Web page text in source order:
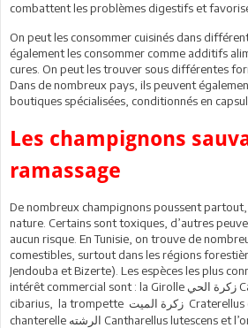
combattent les problèmes digestifs et
On peut les consommer cuisinés dans
également les consommer comme additifs
cures. On peut les trouver sous différentes
Dans de nombreux pays, ils peuvent
boutiques spécialisées, conditionnés en
Les champignons
ramassage
De nombreux champignons poussent
nature. Certains sont toxiques, d’autres
aucun risque. En Tunisie, on trouve de
comestibles, surtout dans les régions
Jendouba et Bizerte). Les espèces les plus
intérêt commercial sont : la Girolle زكرة الحي
cibarius, la trompette زكرة الميت
chanterelle الرشته Cantharellus lutescens et